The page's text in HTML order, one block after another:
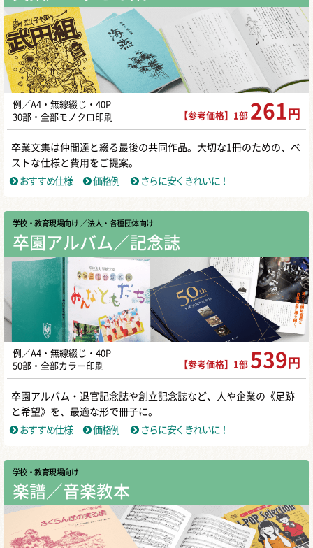
例／A4・無線綴じ・40P
30部・全部モノクロ印刷
【参考価格】1部 261 円
卒業文集は仲間達と綴る最後の共同作品。大切な1冊のための、ベ
ストな仕様と費用をご提案。
おすすめ仕様
価格例 さらに安くきれいに！
学校・教育現場向け ／ 法人・各種団体向け
卒園アルバム／記念誌
例／A4・無線綴じ・40P
50部・全部カラー印刷
【参考価格】1部 539 円
卒園アルバム・退官記念誌や創立記念誌など、人や企業の《足跡
と希望》を、最適な形で冊子に。
おすすめ仕様
価格例 さらに安くきれいに！
学校・教育現場向け
楽譜／音楽教本